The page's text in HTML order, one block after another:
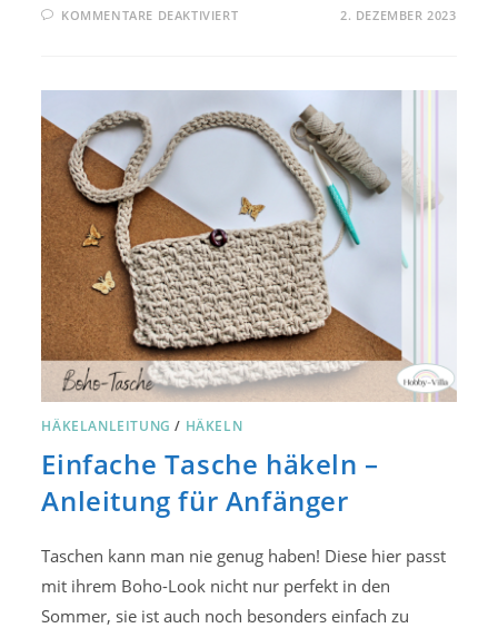
KOMMENTARE DEAKTIVIERTFÜR
HÄKELN
ANLEITUNG
UND
TIPPS
2. DEZEMBER 2023
HÄKELANLEITUNG / HÄKELN
Einfache Tasche häkeln –
Anleitung für Anfänger
Taschen kann man nie genug haben! Diese hier passt
mit ihrem Boho-Look nicht nur perfekt in den
Sommer, sie ist auch noch besonders einfach zu